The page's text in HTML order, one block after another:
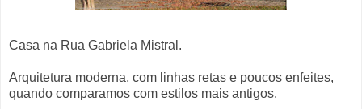
Casa na Rua Gabriela Mistral.
Arquitetura moderna, com linhas retas e poucos enfeites,
quando comparamos com estilos mais antigos.